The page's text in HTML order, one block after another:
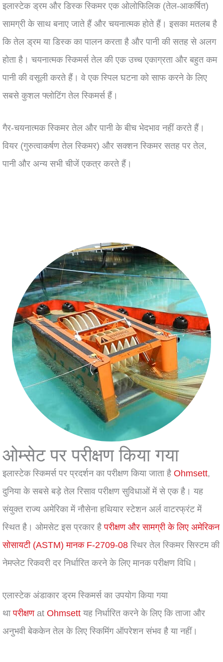
इलास्टेक ड्रम और डिस्क स्किमर एक ओलोफिलिक (तेल-आकर्षित)
सामग्री के साथ बनाए जाते हैं और चयनात्मक होते हैं। इसका मतलब है
कि तेल ड्रम या डिस्क का पालन करता है और पानी की सतह से अलग
होता है। चयनात्मक स्किमर्स तेल की एक उच्च एकाग्रता और बहुत कम
पानी की वसूली करते हैं। वे एक स्पिल घटना को साफ करने के लिए
सबसे कुशल फ्लोटिंग तेल स्किमर्स हैं।
गैर-चयनात्मक स्किमर तेल और पानी के बीच भेदभाव नहीं करते हैं।
वियर (गुरुत्वाकर्षण तेल स्किमर) और सक्शन स्किमर सतह पर तेल,
पानी और अन्य सभी चीजें एकत्र करते हैं।
ओम्सेट पर परीक्षण किया गया
इलास्टेक स्किमर्स पर प्रदर्शन का परीक्षण किया जाता है Ohmsett,
दुनिया के सबसे बड़े तेल रिसाव परीक्षण सुविधाओं में से एक है। यह
संयुक्त राज्य अमेरिका में नौसेना हथियार स्टेशन अर्ल वाटरफ्रंट में
स्थित है। ओमसेट इस प्रकार हैपरीक्षण और सामग्री के लिए अमेरिकन
सोसायटी (ASTM) मानक F-2709-08स्थिर तेल स्किमर सिस्टम की
नेमप्लेट रिकवरी दर निर्धारित करने के लिए मानक परीक्षण विधि।
एलास्टेक अंडाकार ड्रम स्किमर्स का उपयोग किया गया
थापरीक्षणat Ohmsettयह निर्धारित करने के लिए कि ताजा और
अनुभवी बेककेन तेल के लिए स्किमिंग ऑपरेशन संभव है या नहीं।